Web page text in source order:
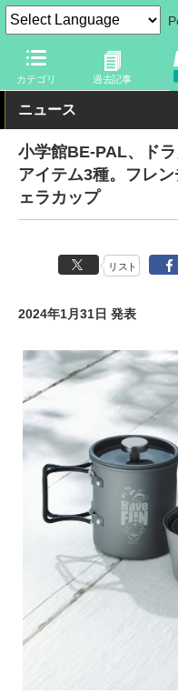
カテゴリ 過去記事
トラベル Watch 旅のアイ
ニュース
小学館BE-PAL、ド
アイテム3種。フレ
ェラカップ
リスト
2024年1月31日 発表